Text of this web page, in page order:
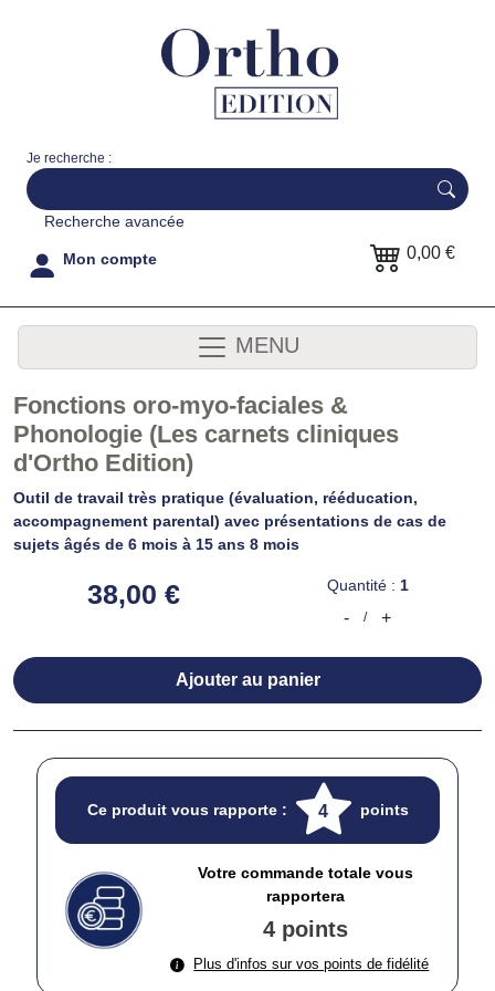
Je recherche :
Recherche avancée
Mon compte 0,00 €
MENU
Fonctions oro-myo-faciales &
Phonologie (Les carnets cliniques
d'Ortho Edition)
Outil de travail très pratique (évaluation, rééducation,
accompagnement parental) avec présentations de cas de
sujets âgés de 6 mois à 15 ans 8 mois
38,00 € Quantité : 1
- / +
Ajouter au panier
Ce produit vous rapporte : 4 points
Votre commande totale vous
rapportera
4 points
Plus d'infos sur vos points de fidélité